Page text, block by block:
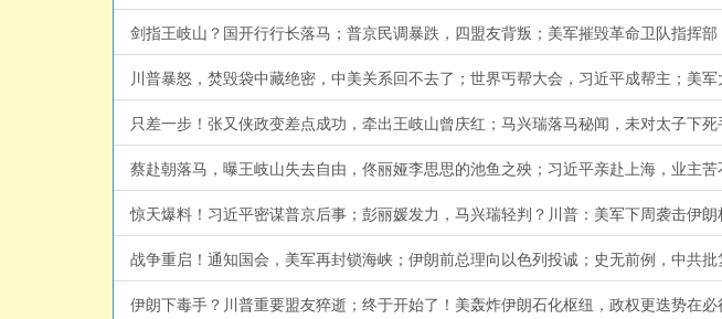
剑指王岐山？国开行行长落马；普京民调暴跌，四盟友背叛；美军摧毁革命卫队指挥
川普暴怒，焚毁袋中藏绝密，中美关系回不去了；世界丐帮大会，习近平成帮主；美
只差一步！张又侠政变差点成功，牵出王岐山曾庆红；马兴瑞落马秘闻，未对太子下
蔡赴朝落马，曝王岐山失去自由，佟丽娅李思思的池鱼之殃；习近平亲赴上海，业主
惊天爆料！习近平密谋普京后事；彭丽媛发力，马兴瑞轻判？川普：美军下周袭击伊
战争重启！通知国会，美军再封锁海峡；伊朗前总理向以色列投诚；史无前例，中共
伊朗下毒手？川普重要盟友猝逝；终于开始了！美轰炸伊朗石化枢纽，政权更迭势在